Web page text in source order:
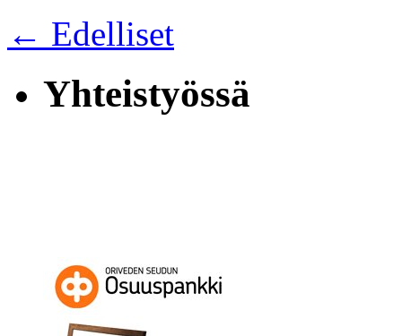
← Edelliset
Yhteistyössä